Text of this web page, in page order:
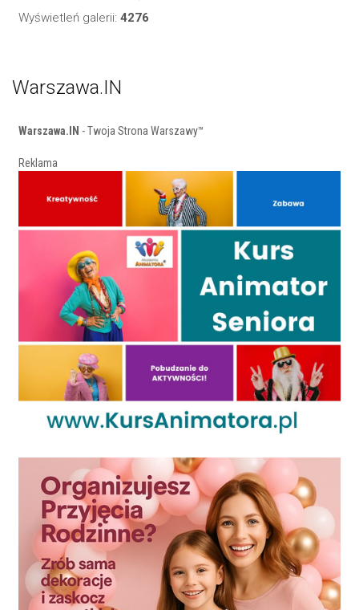
Wyświetleń galerii: 4276
Warszawa.IN
Warszawa.IN - Twoja Strona Warszawy™
Reklama